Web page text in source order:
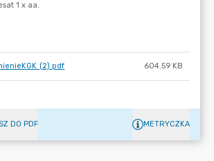
(2).pdf 604.59 KB
DO PDF METRYCZKA